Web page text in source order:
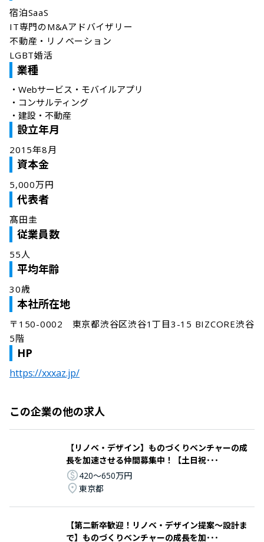
宿泊SaaS
IT専門のM&Aアドバイザリー
不動産・リノベーション
LGBT婚活
業種
・ Webサービス・モバイルアプリ
・ コンサルティング
・ 建設・不動産
設立年月
2015年8月
資本金
5,000万円
代表者
髙田圭
従業員数
55人
平均年齢
30歳
本社所在地
〒150-0002　東京都渋谷区渋谷1丁目3-15 BIZCORE渋谷
5階
HP
https://xxxaz.jp/
この企業の他の求人
【リノベ・デザイン】ものづくりベンチャーの成
長を加速させる仲間募集中！【土日祝･･･
420〜650万円
東京都
【第二新卒歓迎！リノベ・デザイン提案～設計ま
で】ものづくりベンチャーの成長を加･･･